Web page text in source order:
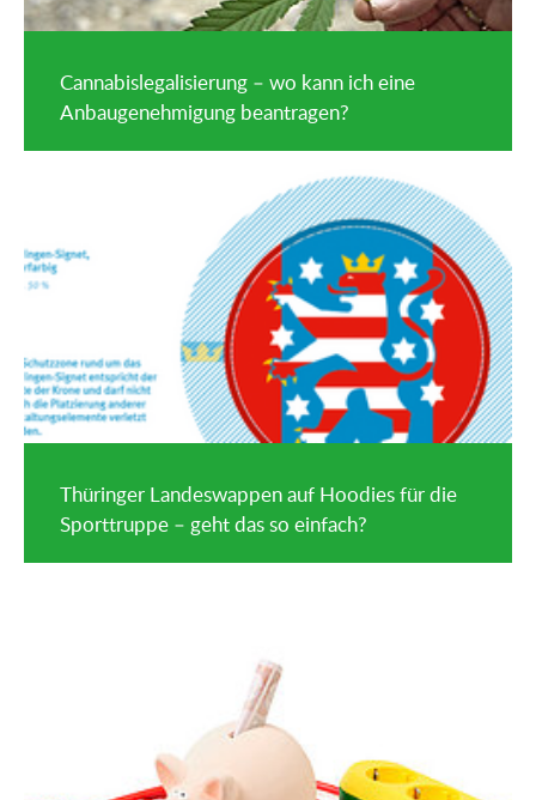
Cannabislegalisierung – wo kann ich eine
Anbaugenehmigung beantragen?
Thüringer Landeswappen auf Hoodies für die
Sporttruppe – geht das so einfach?